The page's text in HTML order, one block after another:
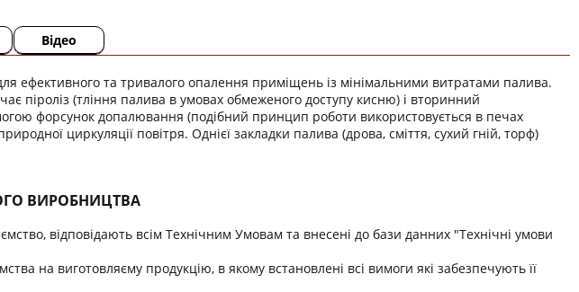
Відео
ефективного та тривалого опалення приміщень із мінімальними витратами палива.
піроліз (тління палива в умовах обмеженого доступу кисню) і вторинний
форсунок допалювання (подібний принцип роботи використовується в печах
циркуляції повітря. Однієї закладки палива (дрова, сміття, сухий гній, торф)
ВИРОБНИЦТВА
відповідають всім Технічним Умовам та внесені до бази данних "Технічні умови
на виготовляєму продукцію, в якому встановлені всі вимоги які забезпечують її